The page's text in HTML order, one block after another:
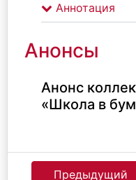
Аннотация
Анонсы
Анонс
«Школа в
Предыдущий